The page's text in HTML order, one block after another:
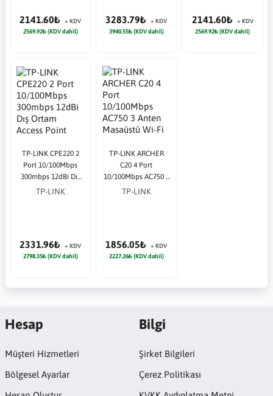
2141.60₺
+ KDV
2569.92₺ (KDV dahil)
3283.79₺
+ KDV
3940.55₺ (KDV dahil)
2141.60₺
+ KDV
2569.92₺ (KDV dahil)
TP-LINK CPE220 2
Port 10/100Mbps
300mbps 12dBi Dış
Ortam Access Point
TP-LINK
2331.96₺
+ KDV
2798.35₺ (KDV dahil)
TP-LINK ARCHER
C20 4 Port
10/100Mbps AC750 3
Anten Masaüstü Wi-
TP-LINK
1856.05₺
+ KDV
2227.26₺ (KDV dahil)
Hesap
Müşteri Hizmetleri
Bölgesel Ayarlar
Bilgi
Şirket Bilgileri
Çerez Politikası